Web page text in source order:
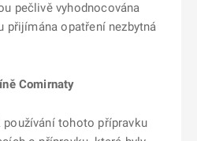
pečlivě vyhodnocována
přijímána opatření nezbytná
Comirnaty
používání tohoto přípravku